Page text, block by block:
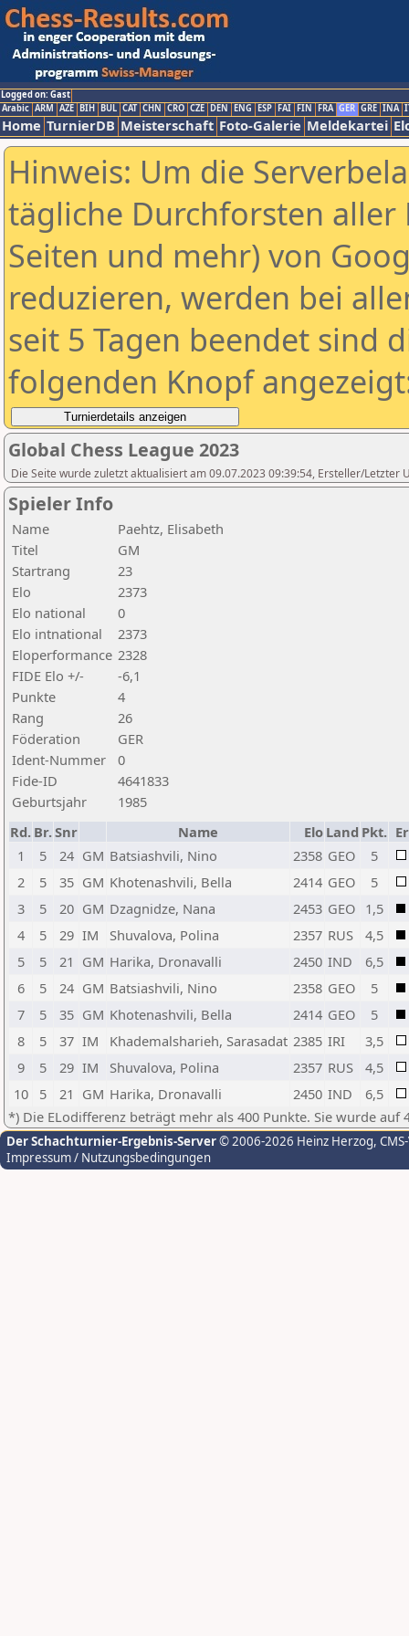
Logged on: Gast
Arabic ARM AZE BIH BUL CAT CHN CRO CZE DEN ENG ESP FAI FIN FRA GER GRE INA
Home TurnierDB Meisterschaft Foto-Galerie Meldekartei
Hinweis: Um die
tägliche Durchforsten aller
Seiten und mehr) von
reduzieren, werden bei
seit 5 Tagen beendet sind
folgenden Knopf
Global Chess League 2023
Die Seite wurde zuletzt aktualisiert am 09.07.2023 09:39:54, Ersteller/Letzter
Spieler Info
Name
Paehtz, Elisabeth
Titel
GM
Startrang
23
Elo
2373
Elo national
0
Elo intnational
2373
Eloperformance 2328
FIDE Elo +/-
-6,1
Punkte
4
Rang
26
Föderation
GER
Ident-Nummer
0
Fide-ID
4641833
Geburtsjahr
1985
Rd. Br.Snr Name Elo Land Pkt.
1
5 24 GM Batsiashvili, Nino 2358 GEO
5
2
5 35 GM Khotenashvili, Bella 2414 GEO
5
3
5 20 GM Dzagnidze, Nana 2453 GEO 1,5
4
5 29 IM Shuvalova, Polina 2357 RUS
4,5
5
5 21 GM Harika, Dronavalli 2450 IND
6,5
6
5 24 GM Batsiashvili, Nino 2358 GEO
5
7
5 35 GM Khotenashvili, Bella 2414 GEO
5
8
5 37 IM Khademalsharieh, Sarasadat 2385 IRI
3,5
9
5 29 IM Shuvalova, Polina 2357 RUS
4,5
10
5 21 GM Harika, Dronavalli 2450 IND
6,5
*) Die ELodifferenz beträgt mehr als 400 Punkte. Sie wurde auf
Der Schachturnier-Ergebnis-Server© 2006-2026 Heinz Herzog,
Impressum / Nutzungsbedingungen